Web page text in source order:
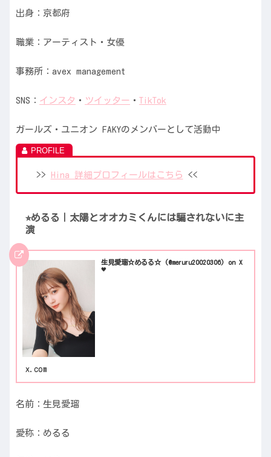
出身：京都府
職業：アーティスト・女優
事務所：avex management
SNS： インスタ ・ ツイッター ・ TikTok
ガールズ・ユニオン FAKYのメンバーとして活動中
>> Hina 詳細プロフィールはこちら <<
⭐︎めるる｜太陽とオオカミくんには騙されないに主
演
生見愛瑠☆めるる☆ (@meruru20020306) on X
🖤
x.com
名前：生見愛瑠
愛称：めるる